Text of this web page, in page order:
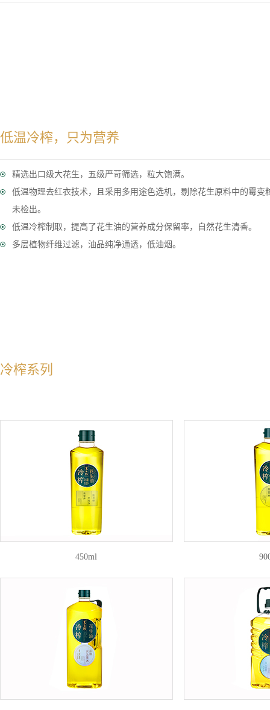
低温冷榨，只为营养
精选出口级大花生，五级严苛筛选，粒大饱满。
低温物理去红衣技术，且采用多用途色选机，剔除花生原料中的霉变
未检出。
低温冷榨制取，提高了花生油的营养成分保留率，自然花生清香。
多层植物纤维过滤，油品纯净通透，低油烟。
冷榨系列
450ml